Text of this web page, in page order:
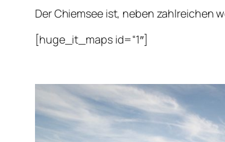
Der Chiemsee ist, neben zahlreichen
[huge_it_maps id=“1″]